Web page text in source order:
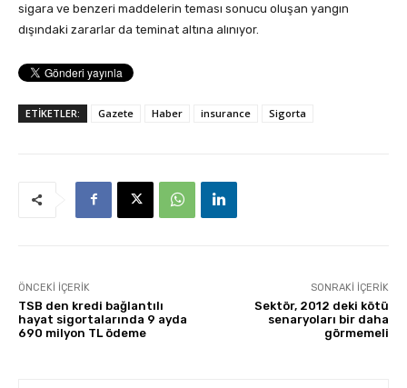
sigara ve benzeri maddelerin teması sonucu oluşan yangın
dışındaki zararlar da teminat altına alınıyor.
ETİKETLER: Gazete Haber insurance Sigorta
ÖNCEKI İÇERIK
TSB den kredi bağlantılı
hayat sigortalarında 9 ayda
690 milyon TL ödeme
SONRAKI İÇERIK
Sektör, 2012 deki kötü
senaryoları bir daha
görmemeli